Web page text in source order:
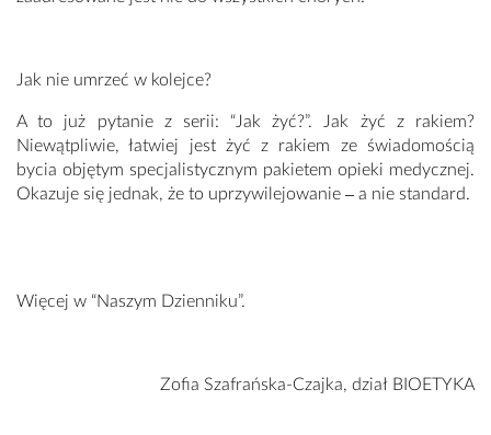
Jak nie umrzeć w kolejce?
A to już pytanie z serii: “Jak żyć?”. Jak żyć z rakiem?
Niewątpliwie, łatwiej jest żyć z rakiem ze świadomością
bycia objętym specjalistycznym pakietem opieki medycznej.
Okazuje się jednak, że to uprzywilejowanie ‒ a nie standard.
Więcej w “Naszym Dzienniku”.
Zofia Szafrańska-Czajka, dział BIOETYKA